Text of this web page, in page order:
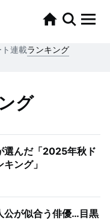
連載ランキング
グ
選んだ「2025年秋ド
ング」
公が似合う俳優…目黒